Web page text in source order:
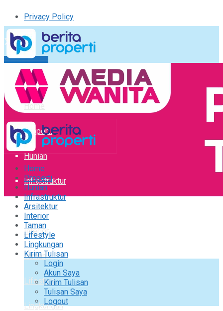
Privacy Policy
Kirim Tulisan
Tulisan Saya
Logout
Home
Properti
Hunian
Infrastruktur
Arsitektur
Interior
Taman
Lifestyle
Lingkungan
Home
Properti
Hunian
Infrastruktur
Arsitektur
Interior
Taman
Lifestyle
Lingkungan
Kirim Tulisan
Login
Akun Saya
Kirim Tulisan
Tulisan Saya
Logout